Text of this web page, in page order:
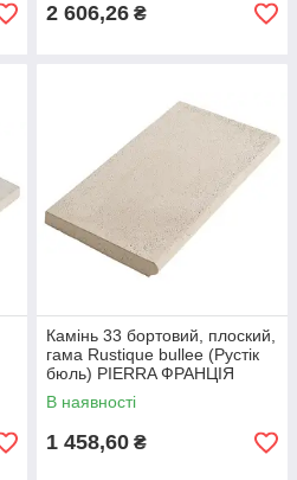
2 606,26 ₴
Камінь 33 бортовий, плоский,
гама Rustique bullee (Рустік
бюль) PIERRA ФРАНЦІЯ
В наявності
1 458,60 ₴